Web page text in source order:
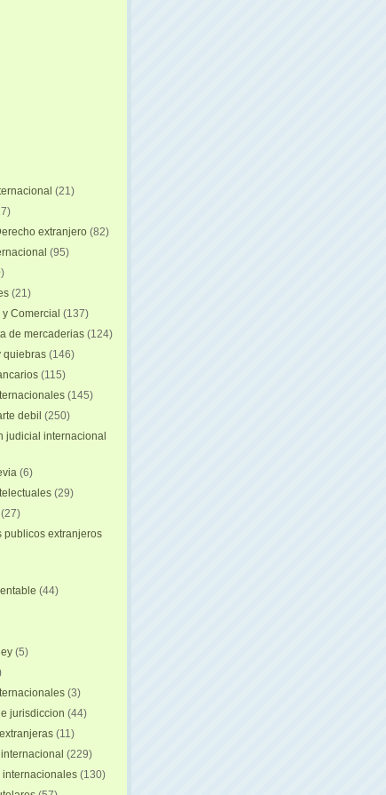
(21)
extranjero (82)
(95)
(21)
Comercial (137)
de mercaderias (124)
quiebras (146)
(115)
(145)
debil (250)
judicial internacional
(6)
(29)
(27)
publicos extranjeros
(44)
(5)
(3)
jurisdiccion (44)
(11)
(229)
internacionales (130)